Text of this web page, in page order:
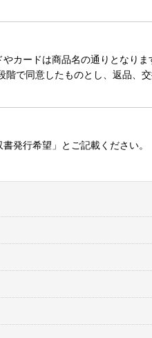
カードは商品名の通りとなり
で同意したものとし、返品、
発行希望」とご記載ください。